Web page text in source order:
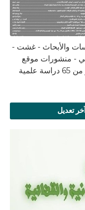
والأبحاث - غشت -
- منشورات موقع
تعديل